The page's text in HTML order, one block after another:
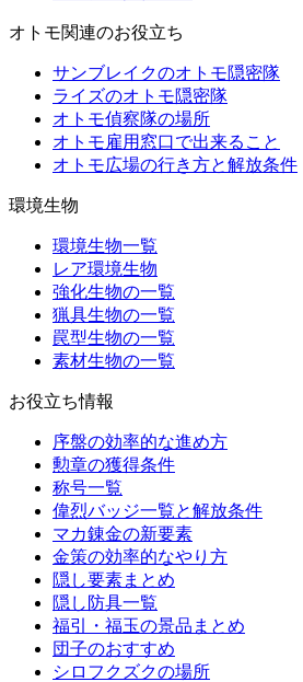
オトモ関連のお役立ち
サンブレイクのオトモ隠密隊
ライズのオトモ隠密隊
オトモ偵察隊の場所
オトモ雇用窓口で出来ること
オトモ広場の行き方と解放条件
環境生物
環境生物一覧
レア環境生物
強化生物の一覧
猟具生物の一覧
罠型生物の一覧
素材生物の一覧
お役立ち情報
序盤の効率的な進め方
勲章の獲得条件
称号一覧
偉烈バッジ一覧と解放条件
マカ錬金の新要素
金策の効率的なやり方
隠し要素まとめ
隠し防具一覧
福引・福玉の景品まとめ
団子のおすすめ
シロフクズクの場所